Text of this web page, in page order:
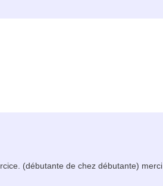
(débutante de chez débutante) merci